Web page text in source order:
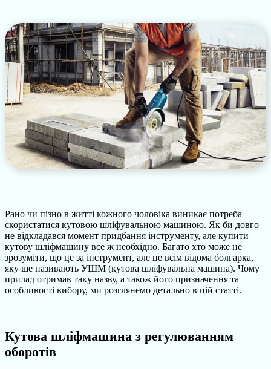
Рано чи пізно в житті кожного чоловіка виникає потреба
скористатися кутовою шліфувальною машиною. Як би довго
не відкладався момент придбання інструменту, але купити
кутову шліфмашину все ж необхідно. Багато хто може не
зрозуміти, що це за інструмент, але це всім відома болгарка,
яку ще називають УШМ (кутова шліфувальна машина). Чому
прилад отримав таку назву, а також його призначення та
особливості вибору, ми розглянемо детально в цій статті.
Кутова шліфмашина з регулюванням
оборотів